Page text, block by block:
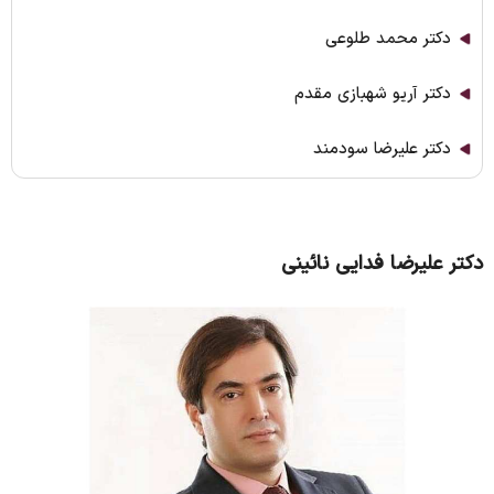
دکتر محمد طلوعی
دکتر آریو شهبازی مقدم
دکتر علیرضا سودمند
دکتر علیرضا فدایی نائینی